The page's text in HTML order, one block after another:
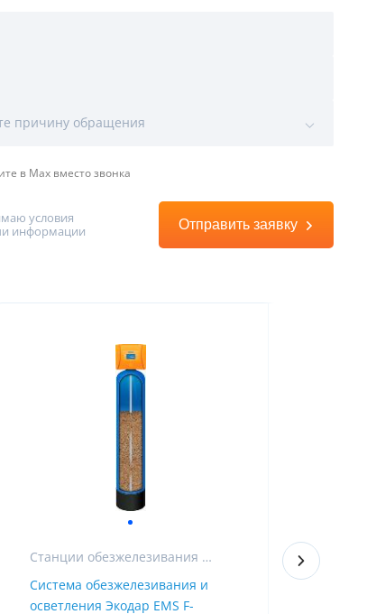
причину обращения
в Max вместо звонка
условия
информации
Отправить заявку
Станции обезжелезивания и фильтры для очистки воды от железа
Система обезжелезивания и
осветления Экодар EMS F-